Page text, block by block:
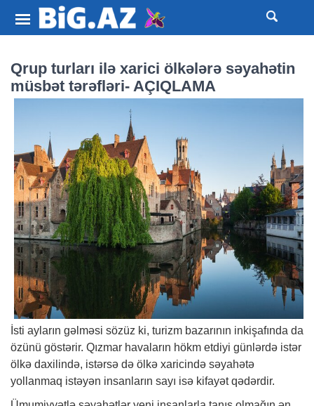
Qrup turları ilə xarici ölkələrə səyahətin
müsbət tərəfləri- AÇIQLAMA
İsti ayların gəlməsi sözüz ki, turizm bazarının inkişafında da
özünü göstərir. Qızmar havaların hökm etdiyi günlərdə istər
ölkə daxilində, istərsə də ölkə xaricində səyahətə
yollanmaq istəyən insanların sayı isə kifayət qədərdir.